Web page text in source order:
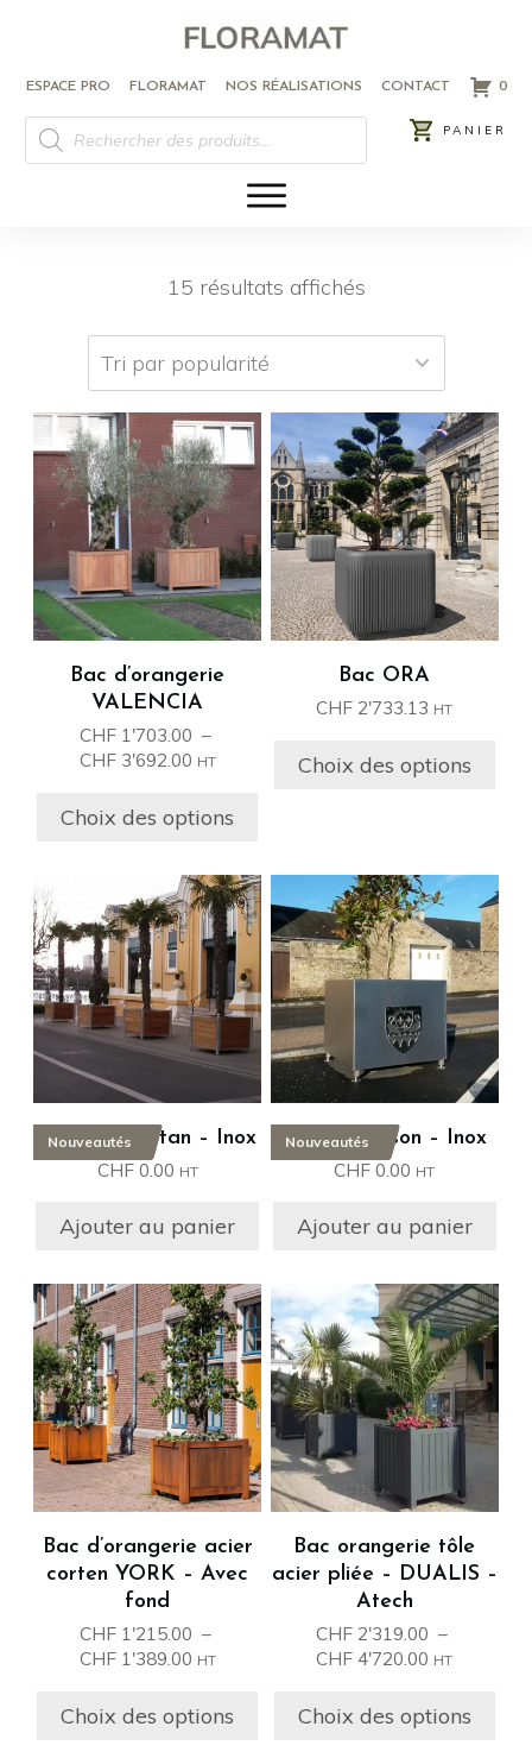
ESPACE PRO FLORAMAT NOS RÉALISATIONS CONTACT 0
PANIER
RECHERCHE
DE
PRODUITS
15 résultats affichés
Bac d’orangerie
VALENCIA
CHF1'703.00 –
CHF3'692.00Plage
prix :
CHF 3'692.00
HT
Choix des options
Ce
produit
a
plusieurs
variations.
Les
options
peuvent
choisies
sur
la
du
Bac ORA
CHF 2'733.13 HT
Choix des options
Ce
produit
a
plusieurs
variations.
Les
options
peuvent
être
sur
page
Nouveautés
Bac Harmattan – Inox
CHF0.00 HT
Ajouter au panier
Nouveautés
Bac Pontorson – Inox
CHF 0.00 HT
Ajouter au panier
Bac d’orangerie acier
corten YORK – Avec
fond
CHF1'215.00 –
CHF1'389.00Plage
prix :
HT
Choix des options
Ce
produit
a
plusieurs
variations.
Les
options
peuvent
être
choisies
sur
la
page
produit
Bac orangerie tôle
acier pliée – DUALIS –
Atech
CHF 2'319.00 –
CHF 4'720.00 Plage
prix :
HT
Choix des options
Ce
produit
a
plusieurs
variations.
peuvent
être
choisies
sur
la
page
produit